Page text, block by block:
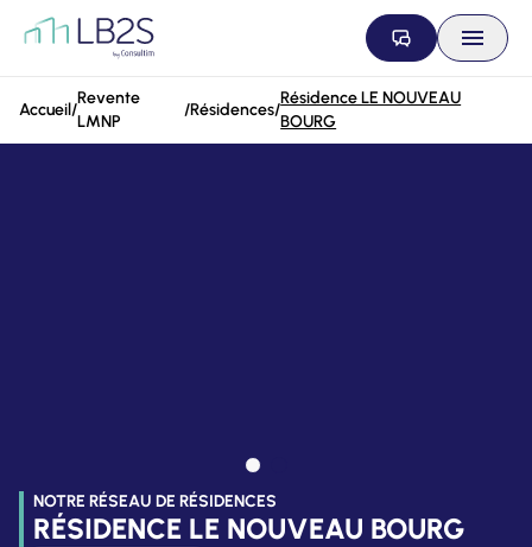
Aller au contenu
Accueil/
Revente
LMNP
/Résidences/
Résidence LE NOUVEAU
BOURG
NOTRE RÉSEAU DE RÉSIDENCES
RÉSIDENCE LE NOUVEAU BOURG